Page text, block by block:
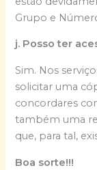
Grupo e
j. Posso ter
Sim. Nos
solicitar uma
concordares
também uma
que, para tal,
Boa sorte!!!